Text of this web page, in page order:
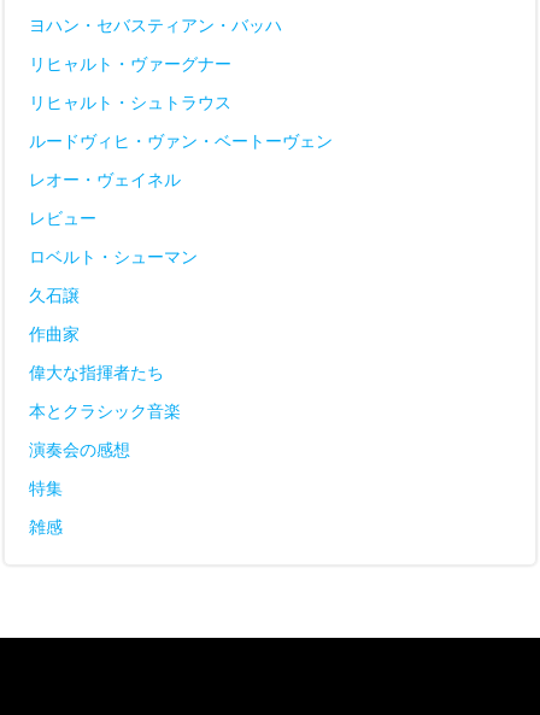
ヨハン・セバスティアン・バッハ
リヒャルト・ヴァーグナー
リヒャルト・シュトラウス
ルードヴィヒ・ヴァン・ベートーヴェン
レオー・ヴェイネル
レビュー
ロベルト・シューマン
久石譲
作曲家
偉大な指揮者たち
本とクラシック音楽
演奏会の感想
特集
雑感